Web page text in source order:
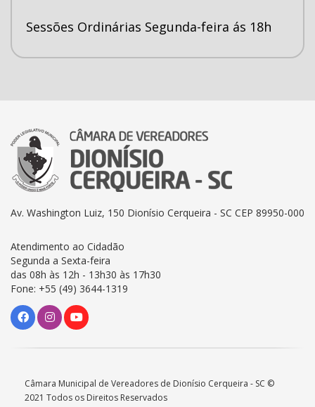
Sessões Ordinárias Segunda-feira ás 18h
Av. Washington Luiz, 150 Dionísio Cerqueira - SC CEP 89950-000
Atendimento ao Cidadão
Segunda a Sexta-feira
das 08h às 12h - 13h30 às 17h30
Fone: +55 (49) 3644-1319
Câmara Municipal de Vereadores de Dionísio Cerqueira - SC ©
2021 Todos os Direitos Reservados